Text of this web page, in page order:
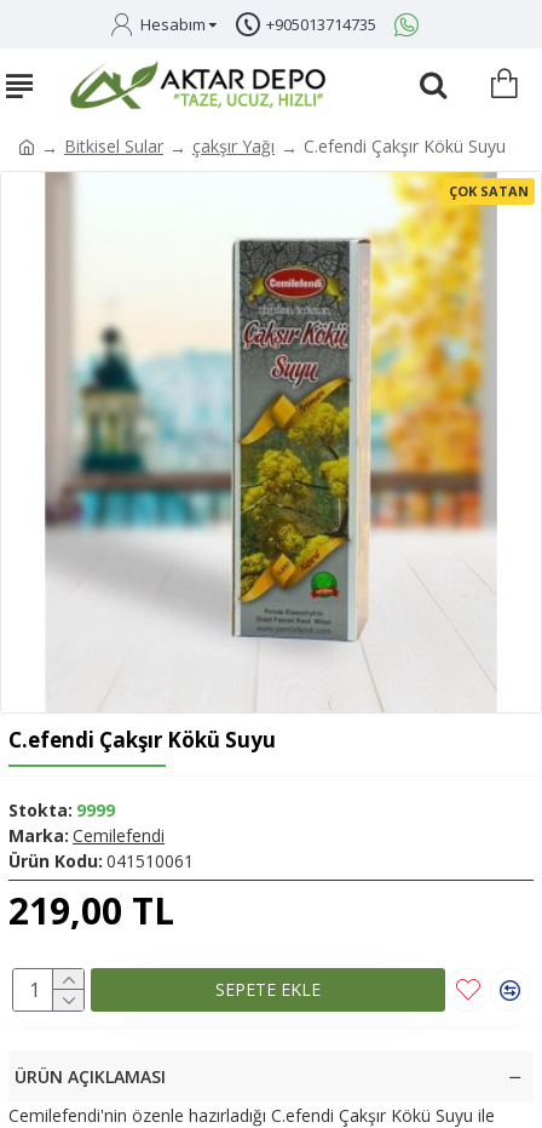
Hesabım +905013714735
Bitkisel Sular çakşır Yağı C.efendi Çakşır Kökü Suyu
ÇOK SATAN
C.efendi Çakşır Kökü Suyu
219,00 TL
Stokta: 9999
Marka: Cemilefendi
Ürün Kodu: 041510061
SEPETE EKLE
ÜRÜN AÇIKLAMASI
Cemilefendi'nin özenle hazırladığı C.efendi Çakşır Kökü Suyu ile